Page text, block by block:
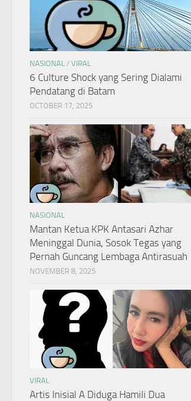
NASIONAL / VIRAL
6 Culture Shock yang Sering Dialami
Pendatang di Batam
OCTOBER 17, 2025
NASIONAL
Mantan Ketua KPK Antasari Azhar
Meninggal Dunia, Sosok Tegas yang
Pernah Guncang Lembaga Antirasuah
NOVEMBER 8, 2025
VIRAL
Artis Inisial A Diduga Hamili Dua